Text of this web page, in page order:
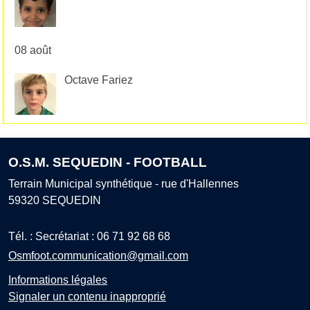
08 août
Octave Fariez
O.S.M. SEQUEDIN - FOOTBALL
Terrain Municipal synthétique - rue d'Hallennes
59320 SEQUEDIN
Tél. : Secrétariat : 06 71 92 68 68
Osmfoot.communication@gmail.com
Informations légales
Signaler un contenu inapproprié